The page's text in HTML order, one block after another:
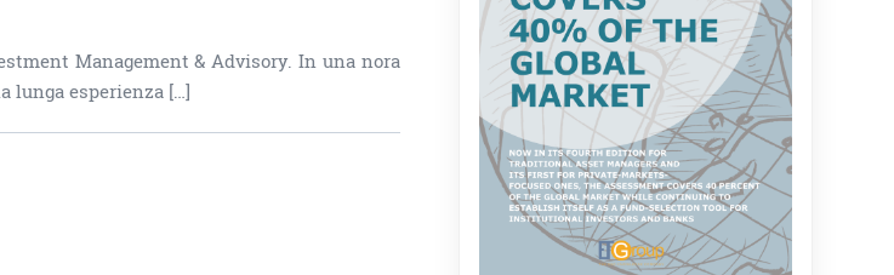
Management & Advisory. In una nora
lunga esperienza […]